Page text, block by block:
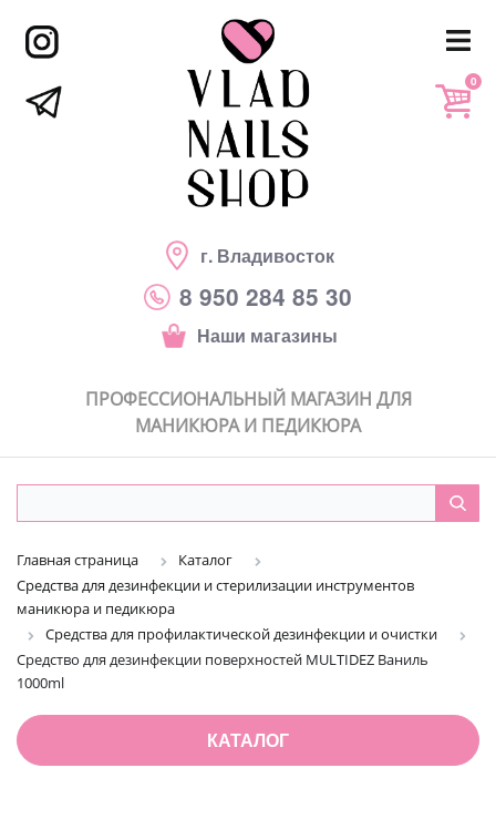
г. Владивосток
8 950 284 85 30
Наши магазины
0
ПРОФЕССИОНАЛЬНЫЙ МАГАЗИН ДЛЯ
МАНИКЮРА И ПЕДИКЮРА
Главная страница
Каталог
Средства для дезинфекции и стерилизации инструментов
маникюра и педикюра
Средства для профилактической дезинфекции и очистки
Средство для дезинфекции поверхностей MULTIDEZ Ваниль
1000ml
КАТАЛОГ